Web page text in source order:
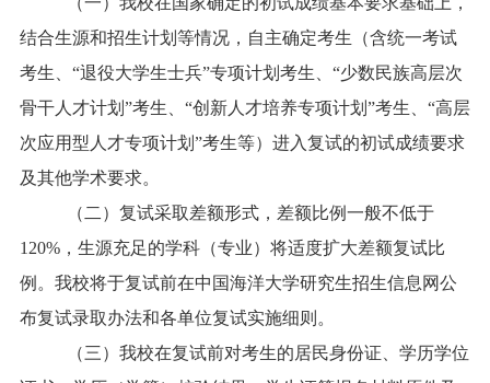
结合生源和招生计划等情况，自主确定考生（含统一考试
考生、“退役大学生士兵”专项计划考生、“少数民族高层次
骨干人才计划”考生、“创新人才培养专项计划”考生、“高层
次应用型人才专项计划”考生等）进入复试的初试成绩要求
及其他学术要求。
（二）复试采取差额形式，差额比例一般不低于
120%，生源充足的学科（专业）将适度扩大差额复试比
例。我校将于复试前在中国海洋大学研究生招生信息网公
布复试录取办法和各单位复试实施细则。
（三）我校在复试前对考生的居民身份证、学历学位